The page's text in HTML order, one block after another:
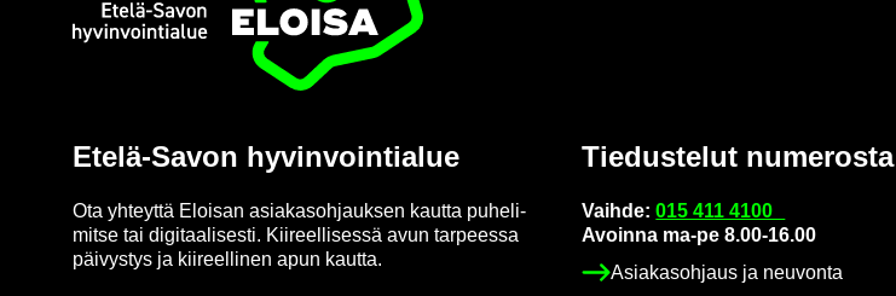
Etusi­vu
Etelä-​Savon hy­vin­voin­tia­lue
Ota yh­teyt­tä Eloi­san asia­kas­oh­jauk­sen kaut­ta pu­he­li­
mit­se tai di­gi­taa­li­ses­ti. Kii­reel­li­ses­sä avun tar­pees­sa
päi­vys­tys ja kii­reel­li­nen apun kaut­ta.
Tie­dus­te­lut nu­me­ros­ta
Vaih­de:015 411 4100
Avoin­na ma-pe 8.00-16.00
Asia­kas­oh­jaus ja neu­von­ta